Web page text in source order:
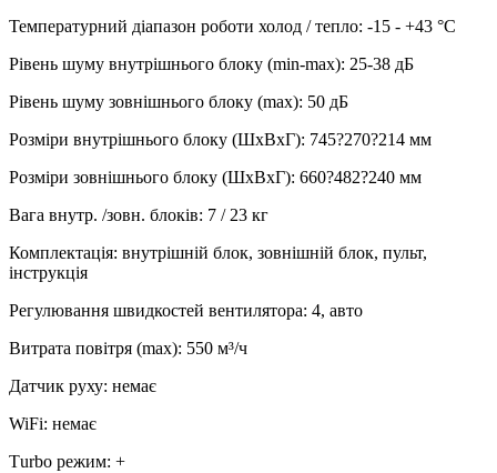
Температурний діапазон роботи холод / тепло: -15 - +43 °С
Рівень шуму внутрішнього блоку (min-max): 25-38 дБ
Рівень шуму зовнішнього блоку (max): 50 дБ
Розміри внутрішнього блоку (ШхВхГ): 745?270?214 мм
Розміри зовнішнього блоку (ШхВхГ): 660?482?240 мм
Вага внутр. /зовн. блоків: 7 / 23 кг
Комплектація: внутрішній блок, зовнішній блок, пульт,
інструкція
Регулювання швидкостей вентилятора: 4, авто
Витрата повітря (max): 550 м³/ч
Датчик руху: немає
WiFi: немає
Тurbo режим: +